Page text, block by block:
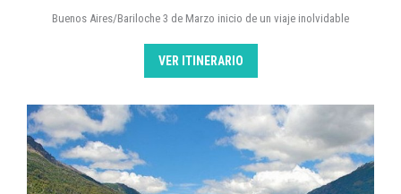
Buenos Aires/Bariloche 3 de Marzo inicio de un viaje inolvidable
VER ITINERARIO